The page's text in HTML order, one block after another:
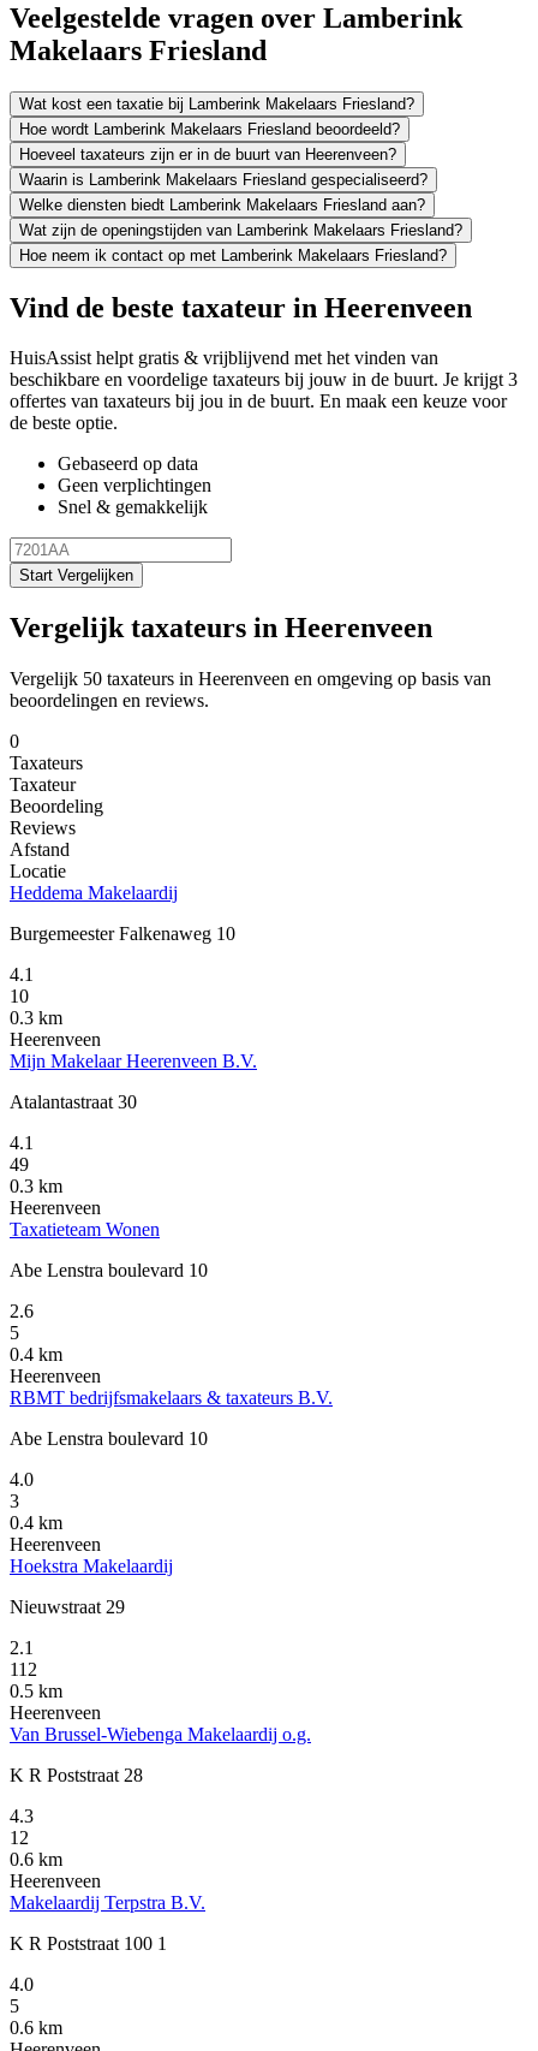
Veelgestelde vragen over Lamberink
Makelaars Friesland
Wat kost een taxatie bij Lamberink Makelaars Friesland?
Hoe wordt Lamberink Makelaars Friesland beoordeeld?
Hoeveel taxateurs zijn er in de buurt van Heerenveen?
Waarin is Lamberink Makelaars Friesland gespecialiseerd?
Welke diensten biedt Lamberink Makelaars Friesland aan?
Wat zijn de openingstijden van Lamberink Makelaars Friesland?
Hoe neem ik contact op met Lamberink Makelaars Friesland?
Vind de beste taxateur in Heerenveen
HuisAssist helpt gratis & vrijblijvend met het vinden van
beschikbare en voordelige taxateurs bij jouw in de buurt. Je krijgt 3
offertes van taxateurs bij jou in de buurt. En maak een keuze voor
de beste optie.
Gebaseerd op data
Geen verplichtingen
Snel & gemakkelijk
Start Vergelijken
Vergelijk taxateurs in Heerenveen
Vergelijk 50 taxateurs in Heerenveen en omgeving op basis van
beoordelingen en reviews.
0
Taxateurs
Taxateur
Beoordeling
Reviews
Afstand
Locatie
Heddema Makelaardij
Burgemeester Falkenaweg 10
4.1
10
0.3 km
Heerenveen
Mijn Makelaar Heerenveen B.V.
Atalantastraat 30
4.1
49
0.3 km
Heerenveen
Taxatieteam Wonen
Abe Lenstra boulevard 10
2.6
5
0.4 km
Heerenveen
RBMT bedrijfsmakelaars & taxateurs B.V.
Abe Lenstra boulevard 10
4.0
3
0.4 km
Heerenveen
Hoekstra Makelaardij
Nieuwstraat 29
2.1
112
0.5 km
Heerenveen
Van Brussel-Wiebenga Makelaardij o.g.
K R Poststraat 28
4.3
12
0.6 km
Heerenveen
Makelaardij Terpstra B.V.
K R Poststraat 100 1
4.0
5
0.6 km